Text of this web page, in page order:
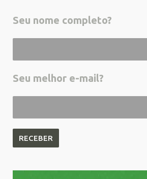
Seu nome completo?
Seu melhor e-mail?